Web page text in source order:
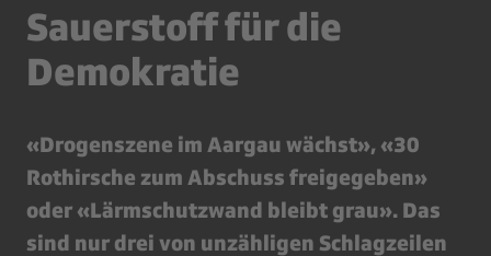
Sauerstoff für die
Demokratie
«Drogenszene im Aargau wächst», «30
Rothirsche zum Abschuss freigegeben»
oder «Lärmschutzwand bleibt grau». Das
sind nur drei von unzähligen Schlagzeilen